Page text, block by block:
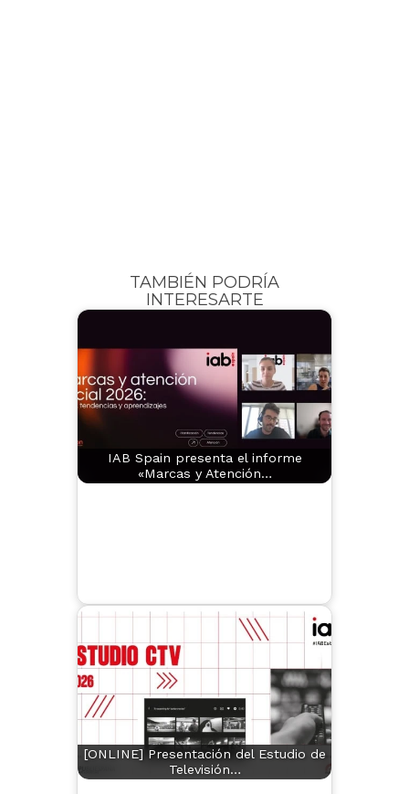
TAMBIÉN PODRÍA
INTERESARTE
IAB Spain presenta el informe
«Marcas y Atención…
[ONLINE] Presentación del Estudio de
Televisión…